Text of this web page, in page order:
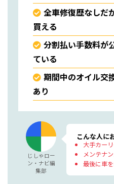
全車修復歴なしだ
買える
分割払い手数料が
ている
期間中のオイル交
あり
じしゃロー
ン・ナビ編
集部
こんな人に
大手カー
メンテナ
最後に車